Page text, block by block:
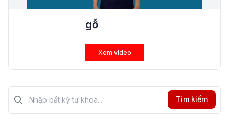
gỗ
Xem video
Tìm kiếm?>
Tìm kiếm